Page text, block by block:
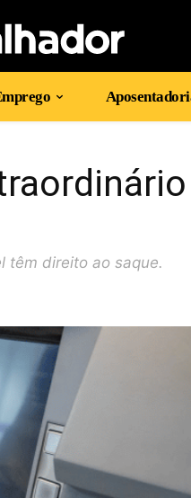
têm direito ao saque.